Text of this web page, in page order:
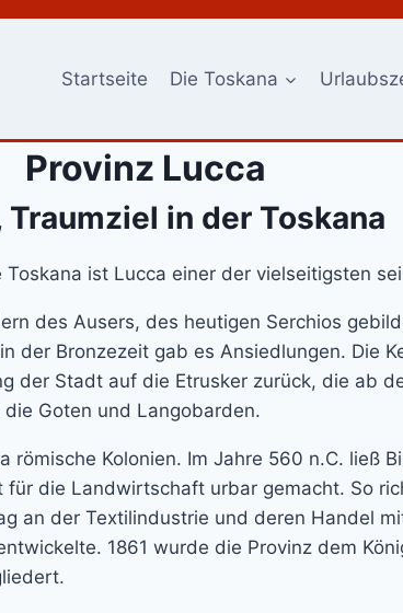
Startseite Die Toskana
Provinz Lucca
Traumziel in der Toskana
ist Lucca einer der vielseitigsten
des Ausers, des heutigen Serchios
der Bronzezeit gab es Ansiedlungen. Die
der Stadt auf die Etrusker zurück, die ab
Goten und Langobarden.
römische Kolonien. Im Jahre 560 n.C. ließ
die Landwirtschaft urbar gemacht. So
an der Textilindustrie und deren Handel
1861 wurde die Provinz dem